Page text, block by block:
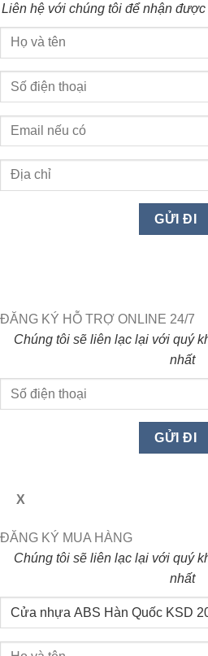
Liên hệ với chúng tôi để nhận
ĐĂNG KÝ HỖ TRỢ ONLINE 24/7
Chúng tôi sẽ liên lạc lại với quý
nhất
X
ĐĂNG KÝ MUA HÀNG
Chúng tôi sẽ liên lạc lại với quý
nhất